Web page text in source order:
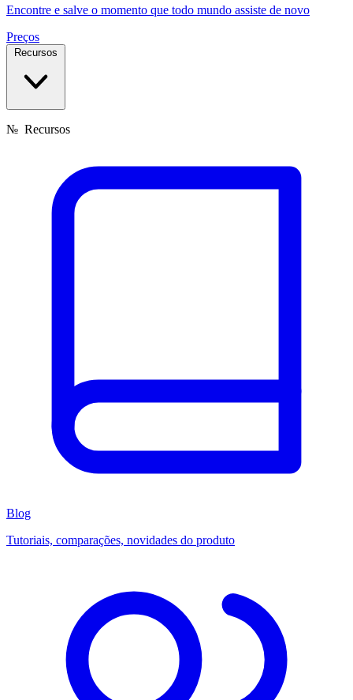
Encontre e salve o momento que todo mundo assiste de novo
Preços
Recursos
№ Recursos
Blog
Tutoriais, comparações, novidades do produto